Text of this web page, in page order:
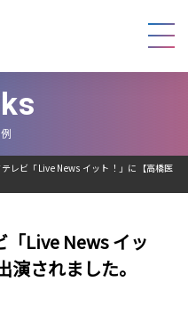
レビ「Live News イット！」に【高橋医
Live News イッ
演されました。